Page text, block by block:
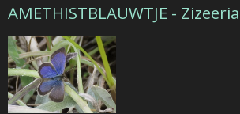
AMETHISTBLAUWTJE -